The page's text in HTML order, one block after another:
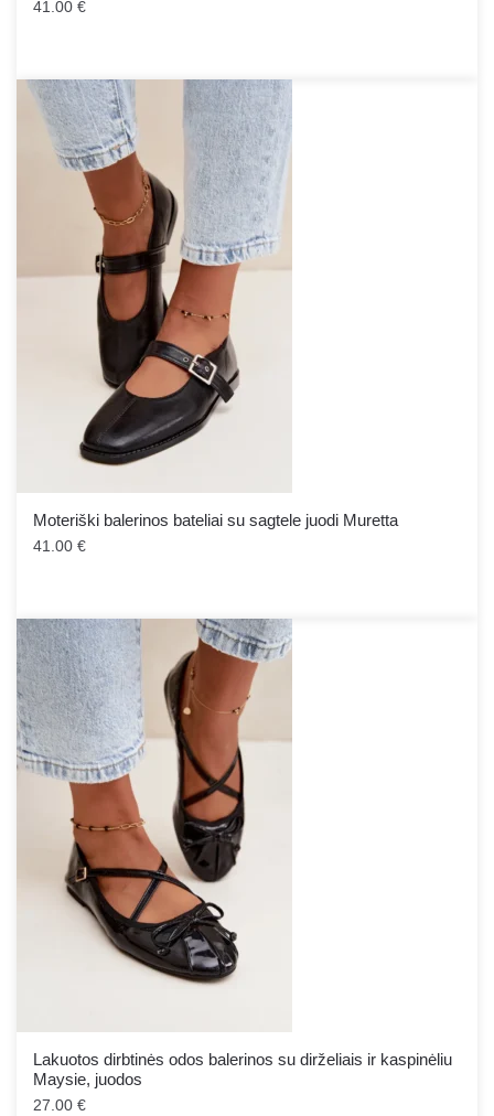
41.00 €
Moteriški balerinos bateliai su sagtele juodi Muretta
41.00 €
Lakuotos dirbtinės odos balerinos su dirželiais ir kaspinėliu
Maysie, juodos
27.00 €